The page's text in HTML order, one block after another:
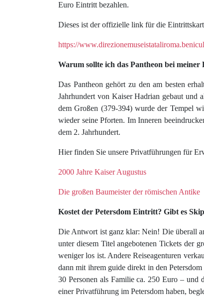
Euro Eintritt bezahlen.
Dieses ist der offizielle link für die
https://
Warum sollte ich das Pantheon bei meiner
Das Pantheon gehört zu den am besten
Jahrhundert von Kaiser Hadrian gebaut und
dem Großen (379-394) wurde der Tempel
wieder seine Pforten. Im Inneren
dem 2. Jahrhundert.
Hier finden Sie unsere Privatführungen für
2000 Jahre Kaiser Augustus
Die großen Baumeister der römischen Antike
Kostet der Petersdom Eintritt? Gibt es
Die Antwort ist ganz klar: Nein! Die überall
unter diesem Titel angebotenen Tickets der
weniger los ist. Andere Reiseagenturen
dann mit ihrem guide direkt in den
30 Personen als Familie ca. 250 Euro – und
einer Privatführung im Petersdom haben,